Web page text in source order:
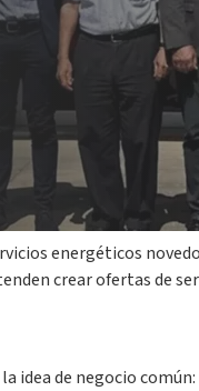
el proyecto
generando
energéticos
crear ofertas de
idea de negocio